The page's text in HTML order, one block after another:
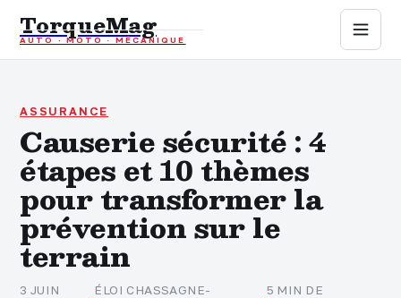
TorqueMag
AUTO · MOTO · MÉCANIQUE
Auto
Moto
Mécanique
Sports mécaniques
Assurance
ASSURANCE
Causerie sécurité : 4
étapes et 10 thèmes
pour transformer la
prévention sur le
terrain
3 JUIN
ÉLOI CHASSAGNE-
5 MIN DE